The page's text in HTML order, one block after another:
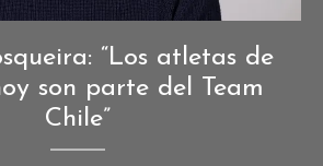
Deportes ,
Entrevistas,
Entrevistas
de
“Los atletas de
son parte del Team
Chile”